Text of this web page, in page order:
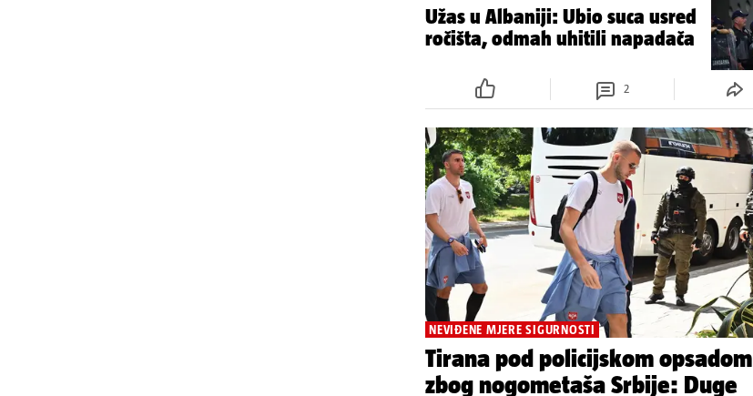
Užas u Albaniji: Ubio suca usred
ročišta, odmah uhitili napadača
2
NEVIĐENE MJERE SIGURNOSTI
Tirana pod policijskom opsadom
zbog nogometaša Srbije: Duge